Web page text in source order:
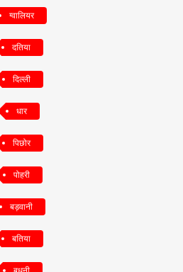
ग्वालियर
दतिया
दिल्ली
धार
पिछोर
पोहरी
बड़वानी
बतिया